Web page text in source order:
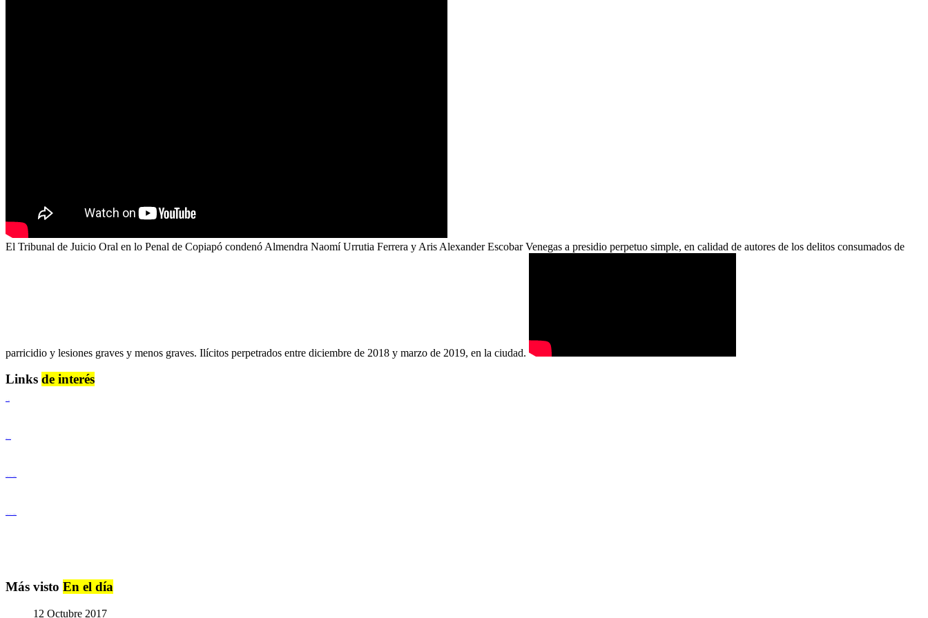
El Tribunal de Juicio Oral en lo Penal de Copiapó condenó Almendra Naomí Urrutia Ferrera y Aris Alexander Escobar Venegas a presidio perpetuo simple, en calidad de autores de los delitos consumados de
parricidio y lesiones graves y menos graves. Ilícitos perpetrados entre diciembre de 2018 y marzo de 2019, en la ciudad.
Links de interés
Más visto En el día
12 Octubre 2017